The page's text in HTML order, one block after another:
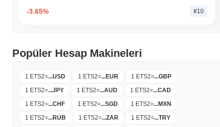
-3.65% #10
Popüler Hesap Makineleri
1 ETS2=...USD 1 ETS2=...EUR 1 ETS2=...GBP
1 ETS2=...JPY 1 ETS2=...AUD 1 ETS2=...CAD
1 ETS2=...CHF 1 ETS2=...SGD 1 ETS2=...MXN
1 ETS2=...RUB 1 ETS2=...ZAR 1 ETS2=...TRY